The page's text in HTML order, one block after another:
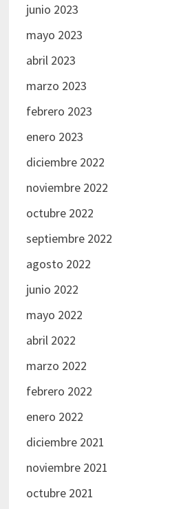
junio 2023
mayo 2023
abril 2023
marzo 2023
febrero 2023
enero 2023
diciembre 2022
noviembre 2022
octubre 2022
septiembre 2022
agosto 2022
junio 2022
mayo 2022
abril 2022
marzo 2022
febrero 2022
enero 2022
diciembre 2021
noviembre 2021
octubre 2021